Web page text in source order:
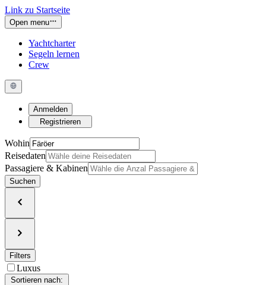
Link zu Startseite
Open menu
Yachtcharter
Segeln lernen
Crew
Anmelden
Registrieren
Wohin
Reisedaten
Passagiere & Kabinen
Suchen
Filters
Luxus
Sortieren nach